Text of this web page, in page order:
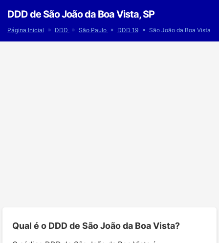
DDD de São João da Boa Vista, SP
Página Inicial » DDD » São Paulo » DDD 19 » São João da Boa Vista
Qual é o DDD de São João da Boa Vista?